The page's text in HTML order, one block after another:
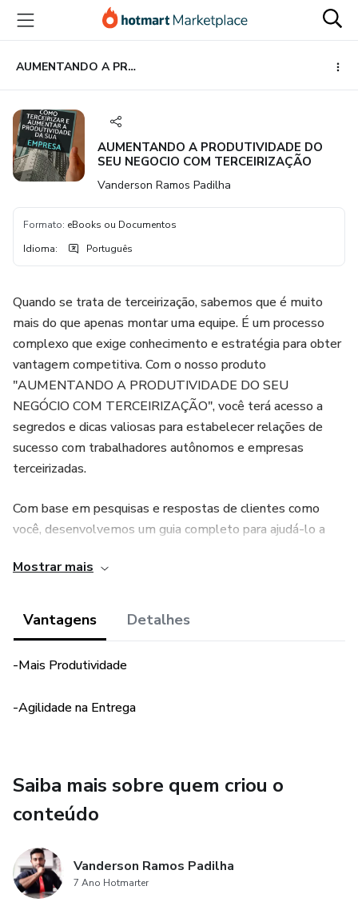
para
conteúdo
principal
para
pagamento
para
rodapé
AUMENTANDO A PRODUTIVIDADE DO SEU NEGOCIO COM TERCEIRIZAÇÃO
AUMENTANDO A PRODUTIVIDADE DO
SEU NEGOCIO COM TERCEIRIZAÇÃO
Vanderson Ramos Padilha
Formato: eBooks ou Documentos
Idioma: Português
Quando se trata de terceirização, sabemos que é muito
mais do que apenas montar uma equipe. É um processo
complexo que exige conhecimento e estratégia para obter
vantagem competitiva. Com o nosso produto
"AUMENTANDO A PRODUTIVIDADE DO SEU
NEGÓCIO COM TERCEIRIZAÇÃO", você terá acesso a
segredos e dicas valiosas para estabelecer relações de
sucesso com trabalhadores autônomos e empresas
terceirizadas.
Com base em pesquisas e respostas de clientes como
você, desenvolvemos um guia completo para ajudá-lo a
Através de estratégias comprovadas, você aprenderá
certas para terceirizar funções essenciais para o seu
Ao adquirir nosso produto, você terá acesso a informações
dicas sobre como encontrar os melhores profissionais,
disso, você também receberá orientações sobre como lidar
com desafios comuns e superar obstáculos para alcançar
resultados excepcionais.
Não perca mais tempo buscando no Google por termos
como "como terceirizar" ou "terceirizar minha empresa".
Com "AUMENTANDO A PRODUTIVIDADE DO SEU
Mostrar mais
Vantagens Detalhes
-Mais Produtividade
-Agilidade na Entrega
Saiba mais sobre quem criou o
conteúdo
Vanderson Ramos Padilha
7 Ano Hotmarter